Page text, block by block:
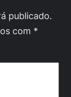
publicado.
com *